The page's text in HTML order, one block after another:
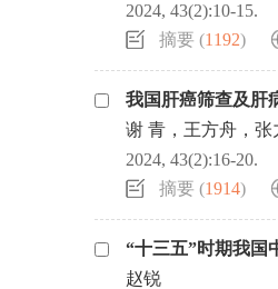
2024, 43(2):10-15.
摘要 (1192)
我国肝癌筛查及肝
谢 青，王方舟，
2024, 43(2):16-20.
摘要 (1914)
“十三五”时期我国
赵锐